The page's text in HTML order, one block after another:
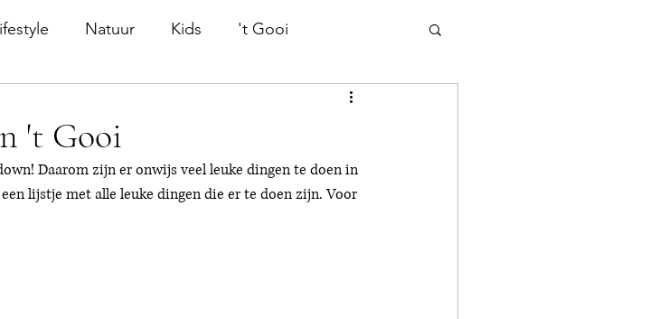
Natuur Kids 't Gooi
't Gooi
Daarom zijn er onwijs veel leuke dingen te doen in
lijstje met alle leuke dingen die er te doen zijn. Voor